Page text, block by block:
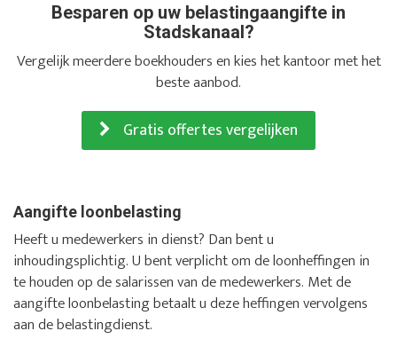
Besparen op uw belastingaangifte in
Stadskanaal?
Vergelijk meerdere boekhouders en kies het kantoor met het
beste aanbod.
Gratis offertes vergelijken
Aangifte loonbelasting
Heeft u medewerkers in dienst? Dan bent u
inhoudingsplichtig. U bent verplicht om de loonheffingen in
te houden op de salarissen van de medewerkers. Met de
aangifte loonbelasting betaalt u deze heffingen vervolgens
aan de belastingdienst.